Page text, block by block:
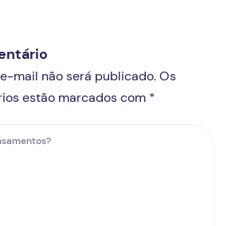
mail não será publicado. Os
estão marcados com *